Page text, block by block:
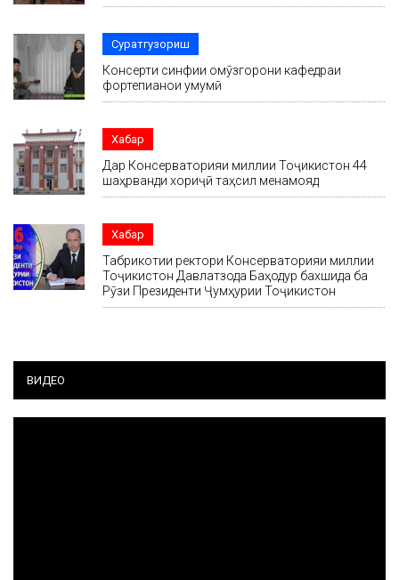
Суратгузориш
Консерти синфии омӯзгорони кафедраи
фортепианои умумӣ
Хабар
Дар Консерваторияи миллии Тоҷикистон 44
шаҳрванди хориҷӣ таҳсил менамояд
Хабар
Табрикотии ректори Консерваторияи миллии
Тоҷикистон Давлатзода Баҳодур бахшида ба
Рӯзи Президенти Ҷумҳурии Тоҷикистон
ВИДЕО